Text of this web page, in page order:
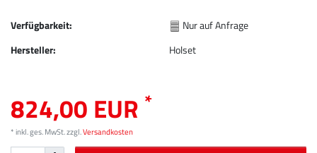
Verfügbarkeit:
Hersteller:
Nur auf Anfrage
Holset
824,00 EUR *
* inkl. ges. MwSt. zzgl.Versandkosten